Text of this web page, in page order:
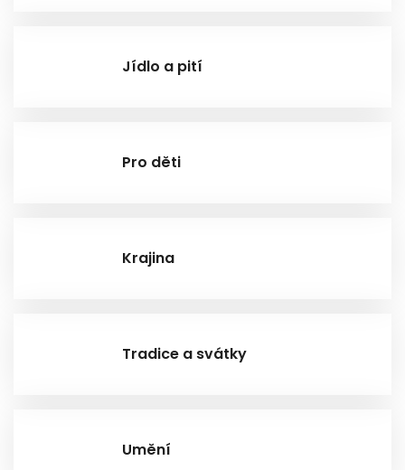
Jídlo a pití
Pro děti
Krajina
Tradice a svátky
Umění